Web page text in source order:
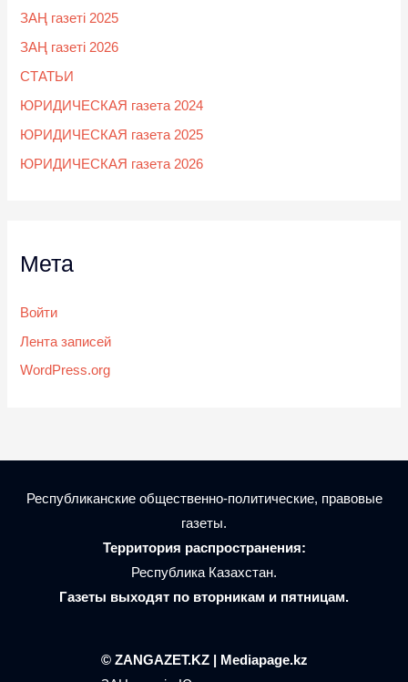
ЗАҢ газеті 2025
ЗАҢ газеті 2026
СТАТЬИ
ЮРИДИЧЕСКАЯ газета 2024
ЮРИДИЧЕСКАЯ газета 2025
ЮРИДИЧЕСКАЯ газета 2026
Мета
Войти
Лента записей
WordPress.org
Республиканские общественно-политические, правовые
газеты.
Территория распространения:
Республика Казахстан.
Газеты выходят по вторникам и пятницам.
© ZANGAZET.KZ | Mediapage.kz